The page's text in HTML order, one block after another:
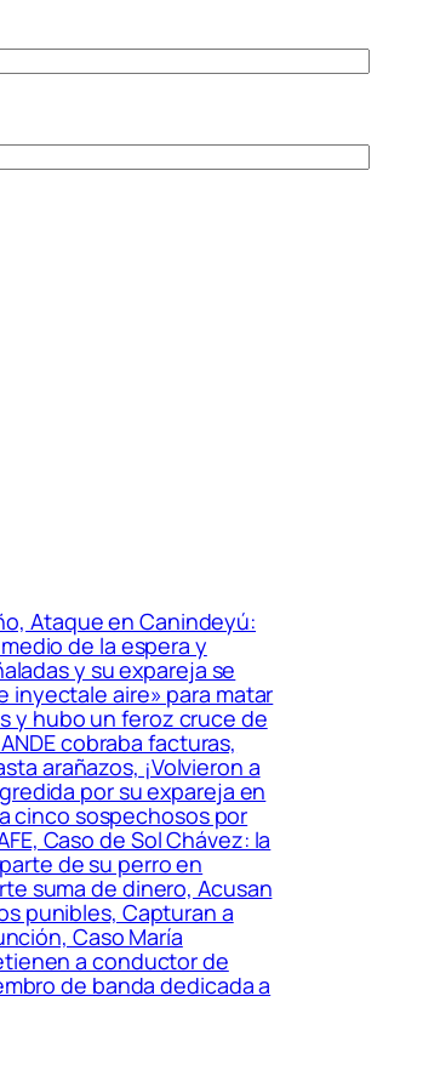
Ataque en Canindeyú:
de la espera y
y su expareja se
inyectale aire» para matar
y hubo un feroz cruce de
cobraba facturas,
arañazos, ¡Volvieron a
por su expareja en
cinco sospechosos por
Caso de Sol Chávez: la
de su perro en
suma de dinero, Acusan
punibles, Capturan a
Caso María
a conductor de
de banda dedicada a